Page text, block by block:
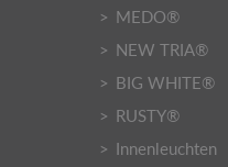
MEDO®
NEW TRIA®
BIG WHITE®
RUSTY®
Innenleuchten